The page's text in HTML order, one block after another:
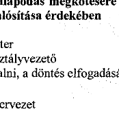
érdekében
a döntés